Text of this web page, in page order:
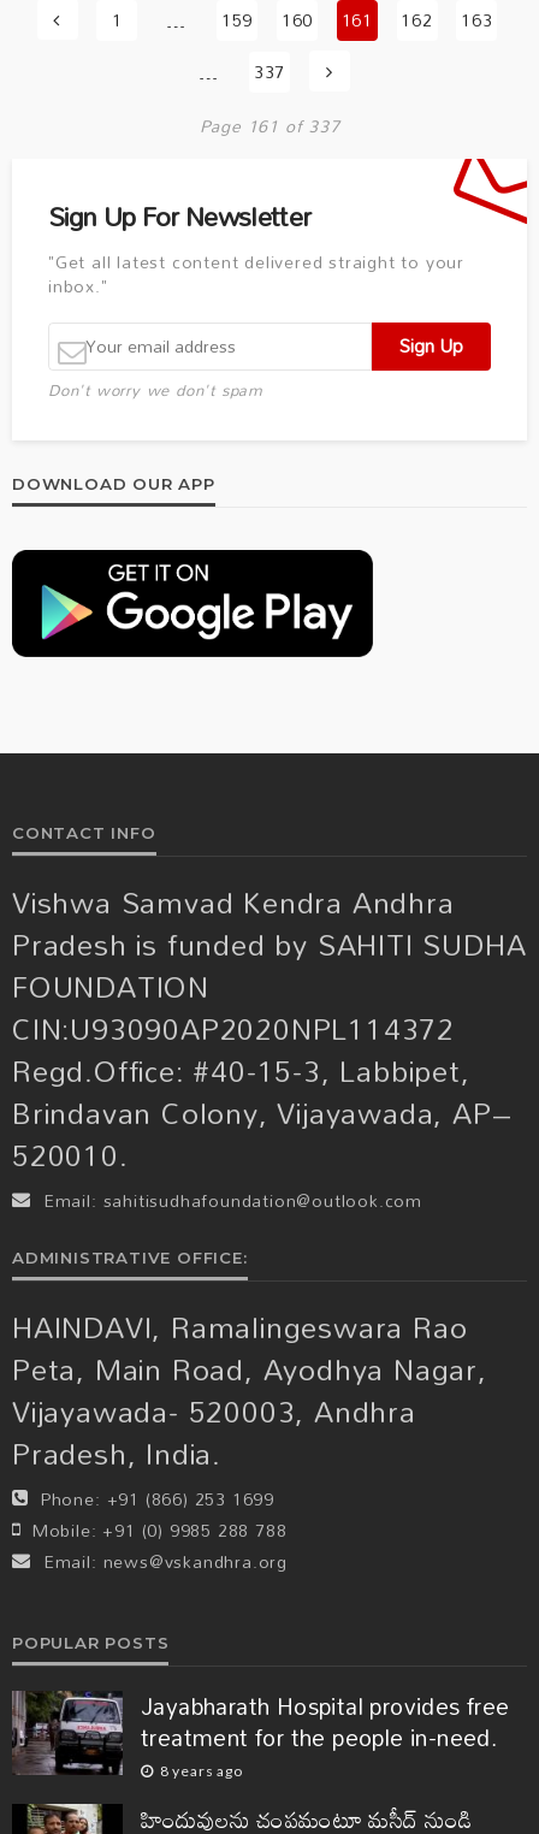
1 … 159 160 161 162
163
…
337
Page 161 of 337
Sign Up For Newsletter
"Get all latest content delivered straight to your
inbox."
Don't worry we don't spam
DOWNLOAD OUR APP
CONTACT INFO
Vishwa Samvad Kendra Andhra
Pradesh is funded by SAHITI SUDHA
FOUNDATION
CIN:U93090AP2020NPL114372
Regd.Office: #40-15-3, Labbipet,
Brindavan Colony, Vijayawada, AP–
520010.
Email: sahitisudhafoundation@outlook.com
ADMINISTRATIVE OFFICE:
HAINDAVI, Ramalingeswara Rao
Peta, Main Road, Ayodhya Nagar,
Vijayawada- 520003, Andhra
Pradesh, India.
Phone: +91 (866) 253 1699
Mobile: +91 (0) 9985 288 788
Email: news@vskandhra.org
POPULAR POSTS
Jayabharath Hospital provides free
treatment for the people in-need.
8 years ago
హిందువులను చంపమంటూ మసీద్ నుండి